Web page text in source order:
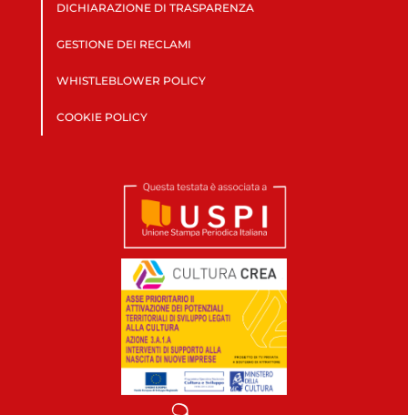
DICHIARAZIONE DI TRASPARENZA
GESTIONE DEI RECLAMI
WHISTLEBLOWER POLICY
COOKIE POLICY